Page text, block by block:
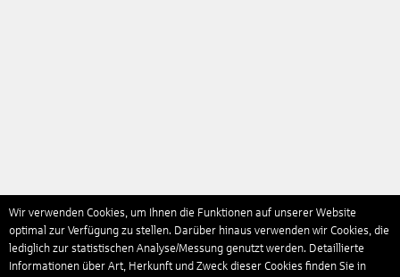
Wir verwenden Cookies, um Ihnen die Funktionen auf unserer Website
optimal zur Verfügung zu stellen. Darüber hinaus verwenden wir Cookies, die
lediglich zur statistischen Analyse/Messung genutzt werden. Detaillierte
Informationen über Art, Herkunft und Zweck dieser Cookies finden Sie in